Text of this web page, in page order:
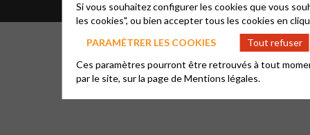
Si vous souhaitez configurer les cookies que vous
les cookies", ou bien accepter tous les cookies en
PARAMÉTRER LES COOKIES
Tout refuser
Ces paramètres pourront être retrouvés à tout
par le site, sur la page deMentions légales.